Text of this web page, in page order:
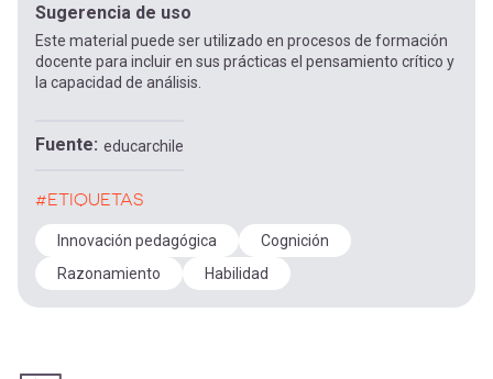
Sugerencia de uso
Este material puede ser utilizado en procesos de formación
docente para incluir en sus prácticas el pensamiento crítico y
la capacidad de análisis.
Fuente educarchile
#ETIQUETAS
Innovación pedagógica
Cognición
Razonamiento
Habilidad